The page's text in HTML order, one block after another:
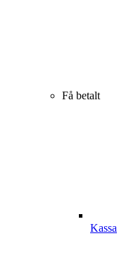
Få betalt
Kassa